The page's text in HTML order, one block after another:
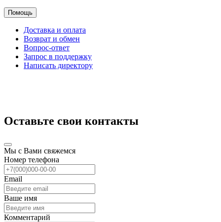
Помощь
Доставка и оплата
Возврат и обмен
Вопрос-ответ
Запрос в поддержку
Написать директору
Оставьте свои контакты
Мы с Вами свяжемся
Номер телефона
Email
Ваше имя
Комментарий